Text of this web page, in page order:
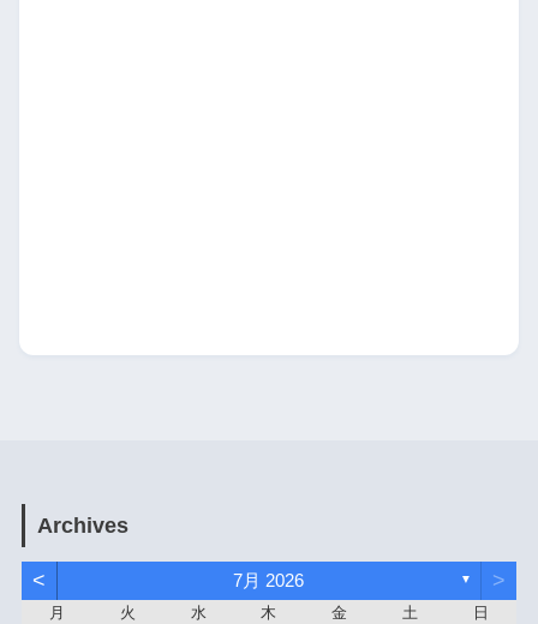
Archives
< 7月 2026 ▼ >
月 火 水 木 金 土 日